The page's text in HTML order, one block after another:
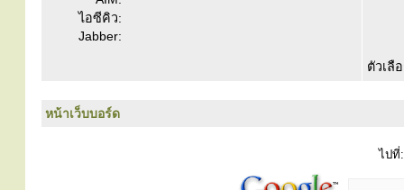
ไอซีคิว:
Jabber:
ตัวเลื
หน้าเว็บบอร์ด
ไปที่: